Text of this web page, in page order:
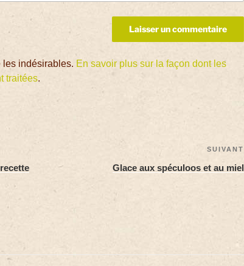
les indésirables. En savoir plus sur la façon dont les
traitées.
SUIVANT
Glace aux spéculoos et au miel